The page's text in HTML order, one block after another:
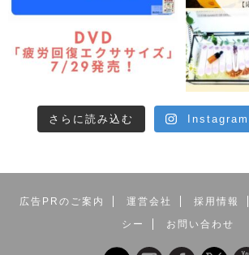
さらに読み込む
広告PRのご案内 運営会社 採用情報
シー
お問い合わせ